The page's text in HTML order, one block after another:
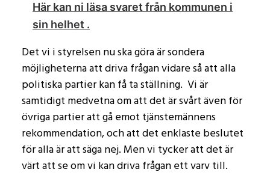
Här kan ni läsa svaret från kommunen i
sin helhet .
Det vi i styrelsen nu ska göra är sondera
möjligheterna att driva frågan vidare så att alla
politiska partier kan få ta ställning. Vi är
samtidigt medvetna om att det är svårt även för
övriga partier att gå emot tjänstemännens
rekommendation, och att det enklaste beslutet
för alla är att säga nej. Men vi tycker att det är
värt att se om vi kan driva frågan ett varv till.